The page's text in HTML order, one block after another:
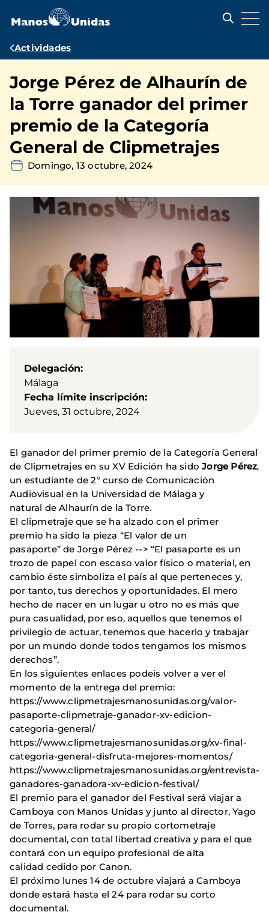
contenido
Ruta
navegación
Actividades
Jorge Pérez de Alhaurín de
la Torre ganador del primer
premio de la Categoría
General de Clipmetrajes
Domingo, 13 octubre, 2024
Delegación
Málaga
Fecha límite inscripción
Jueves, 31 octubre, 2024
El ganador del primer premio de la Categoría General
de Clipmetrajes en su XV Edición ha sidoJorge Pérez,
un estudiante de 2º curso de Comunicación
Audiovisual en la Universidad de Málaga y
natural de Alhaurín de la Torre.
El clipmetraje que se ha alzado con el primer
premio ha sido la pieza “El valor de un
pasaporte” de Jorge Pérez --> “El pasaporte es un
trozo de papel con escaso valor físico o material, en
cambio éste simboliza el país al que perteneces y,
por tanto, tus derechos y oportunidades. El mero
hecho de nacer en un lugar u otro no es más que
pura casualidad, por eso, aquellos que tenemos el
privilegio de actuar, tenemos que hacerlo y trabajar
por un mundo donde todos tengamos los mismos
derechos”.
En los siguientes enlaces podeis volver a ver el
momento de la entrega del premio:
https://www.clipmetrajesmanosunidas.org/valor-
pasaporte-clipmetraje-ganador-xv-edicion-
categoria-general/
https://www.clipmetrajesmanosunidas.org/xv-final-
categoria-general-disfruta-mejores-momentos/
https://www.clipmetrajesmanosunidas.org/entrevista-
ganadores-ganadora-xv-edicion-festival/
El premio para el ganador del Festival será viajar a
Camboya con Manos Unidas y junto al director, Yago
de Torres, para rodar su propio cortometraje
documental, con total libertad creativa y para el que
contará con un equipo profesional de alta
calidad cedido por Canon.
El próximo lunes 14 de octubre viajará a Camboya
donde estará hasta el 24 para rodar su corto
documental.